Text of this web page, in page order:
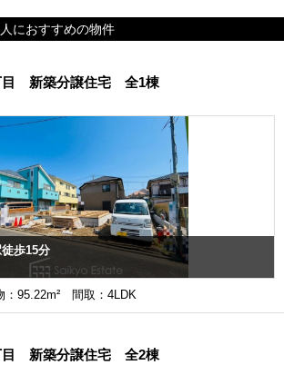
におすすめの物件
目 新築分譲住宅 全1棟
歩15分
：95.22m² 間取：4LDK
目 新築分譲住宅 全2棟